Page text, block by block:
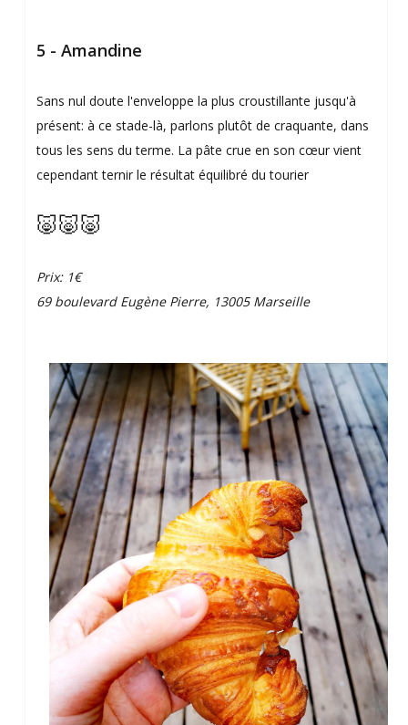
5 - Amandine
Sans nul doute l'enveloppe la plus croustillante jusqu'à
présent: à ce stade-là, parlons plutôt de craquante, dans
tous les sens du terme. La pâte crue en son cœur vient
cependant ternir le résultat équilibré du tourier
🐷🐷🐷
Prix: 1€
69 boulevard Eugène Pierre, 13005 Marseille